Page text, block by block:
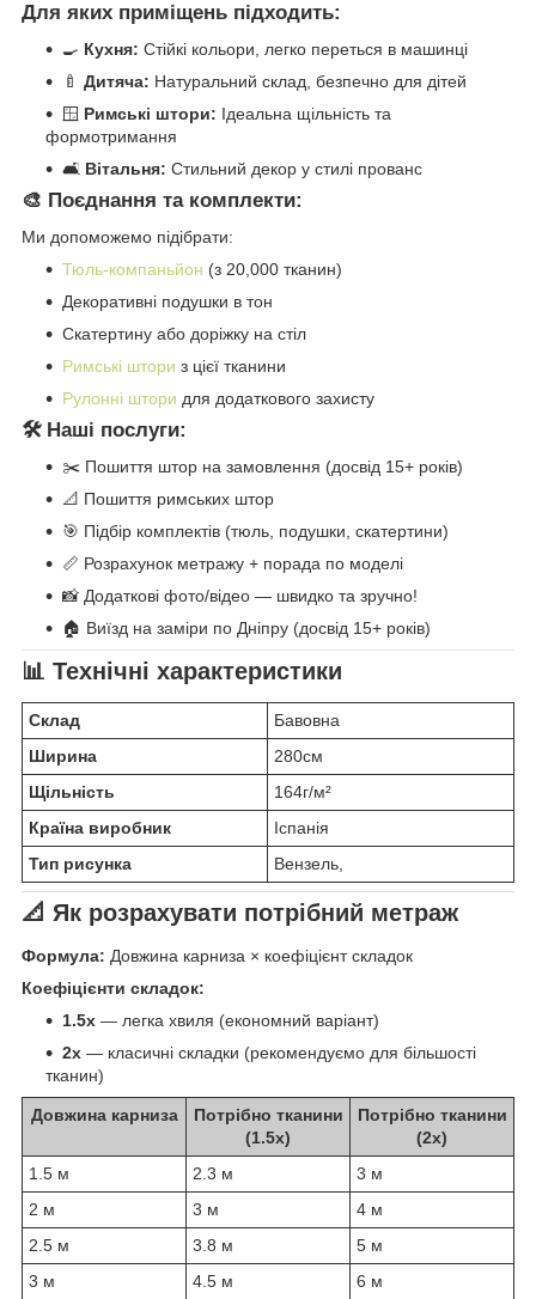
Для яких приміщень підходить:
🍳 Кухня: Стійкі кольори, легко переться в машинці
🍼 Дитяча: Натуральний склад, безпечно для дітей
🪟 Римські штори: Ідеальна щільність та
формотримання
🛋️ Вітальня: Стильний декор у стилі прованс
🎨 Поєднання та комплекти:
Ми допоможемо підібрати:
Тюль-компаньйон (з 20,000 тканин)
Декоративні подушки в тон
Скатертину або доріжку на стіл
Римські штори з цієї тканини
Рулонні штори для додаткового захисту
🛠️ Наші послуги:
✂️ Пошиття штор на замовлення (досвід 15+ років)
📐 Пошиття римських штор
🎯 Підбір комплектів (тюль, подушки, скатертини)
📏 Розрахунок метражу + порада по моделі
📸 Додаткові фото/відео — швидко та зручно!
🏠 Виїзд на заміри по Дніпру (досвід 15+ років)
📊 Технічні характеристики
Склад
Бавовна
Ширина
280см
Щільність
164г/м²
Країна виробник
Іспанія
Тип рисунка
Вензель,
📐 Як розрахувати потрібний метраж
Формула: Довжина карниза × коефіцієнт складок
Коефіцієнти складок:
1.5x — легка хвиля (економний варіант)
2x — класичні складки (рекомендуємо для більшості
тканин)
Довжина карниза
Потрібно тканини
(1.5x)
Потрібно тканини
(2x)
1.5 м
2.3 м
3 м
2 м
3 м
4 м
2.5 м
3.8 м
5 м
3 м
4.5 м
6 м